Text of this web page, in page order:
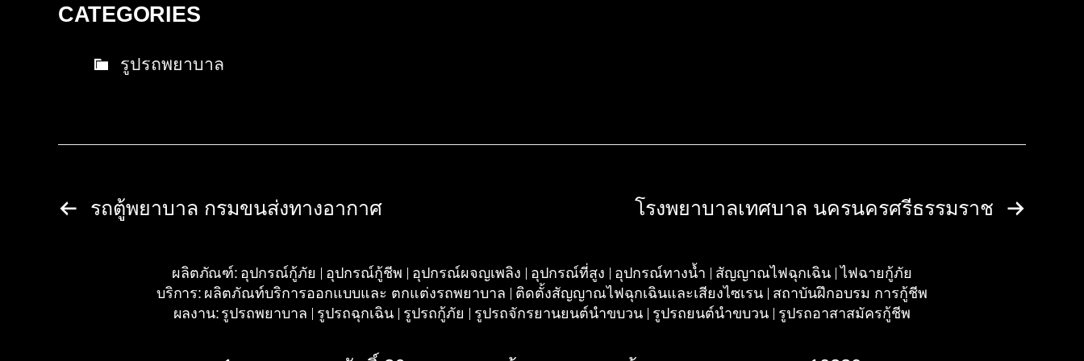
CATEGORIES
รูปรถพยาบาล
รถตู้พยาบาล กรมขนส่งทางอากาศ โรงพยาบาลเทศบาล นครนครศรีธรรมราช
ผลิตภัณฑ์: อุปกรณ์กู้ภัย อุปกรณ์กู้ชีพ อุปกรณ์ผจญเพลิง อุปกรณ์ที่สูง อุปกรณ์ทางน้ำ สัญญาณไฟฉุกเฉิน ไฟฉายกู้ภัย
บริการ: ผลิตภัณท์บริการออกแบบและ ตกแต่งรถพยาบาล ติดตั้งสัญญาณไฟฉุกเฉินและเสียงไซเรน
สถาบันฝึกอบรม การกู้ชีพ
ผลงาน: รูปรถพยาบาล รูปรถฉุกเฉิน รูปรถกู้ภัย รูปรถจักรยานยนต์นำขบวน รูปรถยนต์นำขบวน รูปรถอาสาสมัครกู้ชีพ